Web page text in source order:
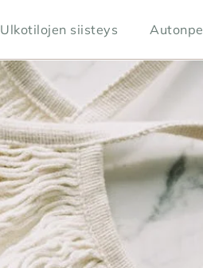
Ulkotilojen siisteys